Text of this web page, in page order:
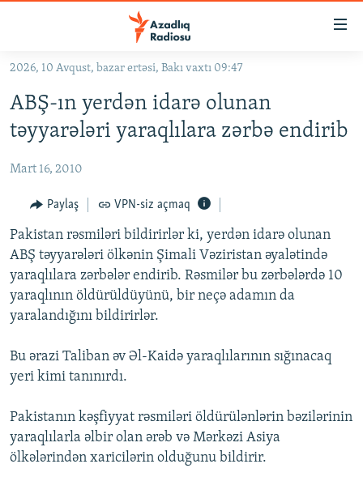
Əsas
qayıt
Əsas
naviqasiyaya
qayıt
#İZAHLA
KORRUPSIOMETR
#ƏSLINDƏ
FƏRQƏ BAX
QANUNI DOĞRU
ARAŞDIRMA
MULTIMEDIA
VIDEO
FOTOQALEREYA
İNFOQRAFIKA
KARIKATURA
RADIO ARXIV
OXU ZALI
AZƏRBAYCAN ƏDƏBIYYATI KITABXANASI
İSLAM VƏ DEMOKRATIYA
İZ - MƏDƏNIYYƏT PROQRAMI
HAQQIMIZDA
MISSIYAMIZ
PEŞƏ ETIKASI VƏ JURNALISTIKA STANDARTLARIMIZ
MATERIALLARIMIZDAN ISTIFADƏ
AZADLIQRADIOSU MOBIL TELEFONUNUZDA
2026, 10 Avqust, bazar ertəsi, Bakı vaxtı 09:47
ABŞ-ın yerdən idarə olunan
təyyarələri yaraqlılara zərbə endirib
Mart 16, 2010
Paylaş VPN-siz açmaq
Pakistan rəsmiləri bildirirlər ki, yerdən idarə olunan
ABŞ təyyarələri ölkənin Şimali Vəziristan əyalətində
yaraqlılara zərbələr endirib. Rəsmilər bu zərbələrdə 10
yaraqlının öldürüldüyünü, bir neçə adamın da
yaralandığını bildirirlər.
Bu ərazi Taliban əv Əl-Kaidə yaraqlılarının sığınacaq
yeri kimi tanınırdı.
Pakistanın kəşfiyyat rəsmiləri öldürülənlərin bəzilərinin
yaraqlılarla əlbir olan ərəb və Mərkəzi Asiya
ölkələrindən xaricilərin olduğunu bildirir.